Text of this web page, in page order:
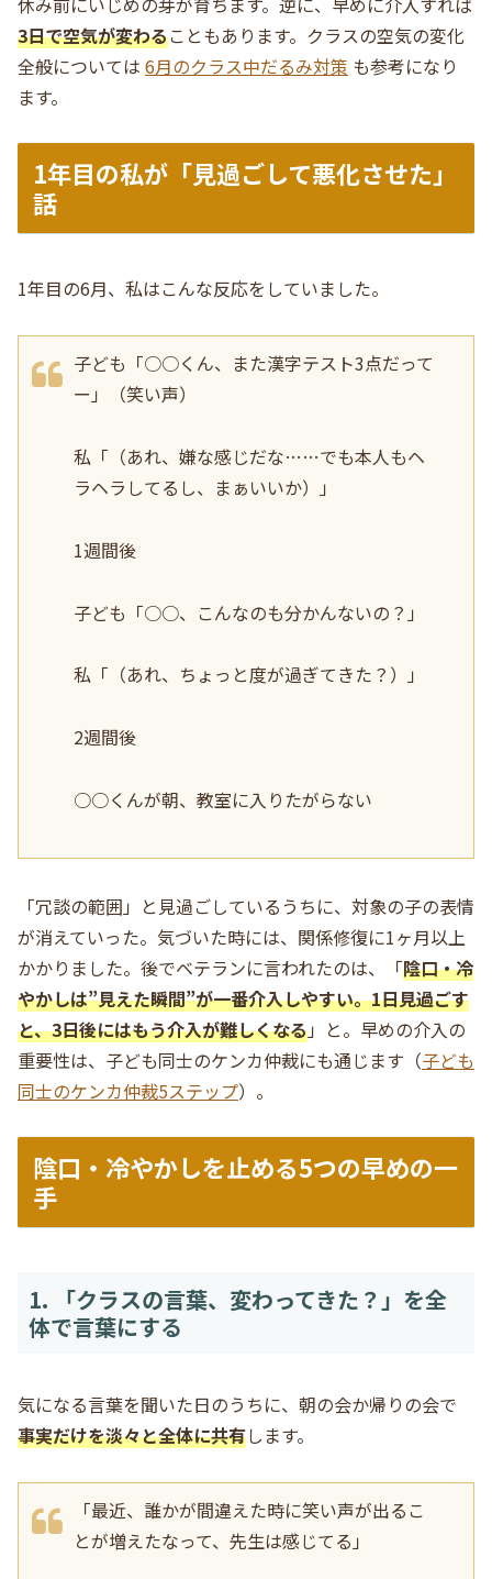
3日で空気が変わることもあります。クラスの空気の変化
全般については 6月のクラス中だるみ対策 も参考になり
ます。
1年目の私が「見過ごして悪化させた」
話
1年目の6月、私はこんな反応をしていました。
子ども「○○くん、また漢字テスト3点だって
ー」（笑い声）
私「（あれ、嫌な感じだな……でも本人もヘ
ラヘラしてるし、まぁいいか）」
1週間後
子ども「○○、こんなのも分かんないの？」
私「（あれ、ちょっと度が過ぎてきた？）」
2週間後
○○くんが朝、教室に入りたがらない
「冗談の範囲」と見過ごしているうちに、対象の子の表情
が消えていった。気づいた時には、関係修復に1ヶ月以上
かかりました。後でベテランに言われたのは、「陰口・冷
やかしは”見えた瞬間”が一番介入しやすい。1日見過ごす
と、3日後にはもう介入が難しくなる」と。早めの介入の
重要性は、子ども同士のケンカ仲裁にも通じます（子ども
同士のケンカ仲裁5ステップ）。
陰口・冷やかしを止める5つの早めの一
手
1. 「クラスの言葉、変わってきた？」を全
体で言葉にする
気になる言葉を聞いた日のうちに、朝の会か帰りの会で
事実だけを淡々と全体に共有します。
「最近、誰かが間違えた時に笑い声が出るこ
とが増えたなって、先生は感じてる」